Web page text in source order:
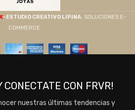
-ESTUDIO CREATIVO LIPINA. SOLUCIONES E-
COMMERCE
CONECTATE CON FRVR!
nuestras últimas tendencias y